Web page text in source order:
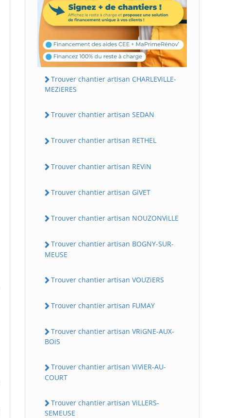
Trouver chantier artisan CHARLEViLLE-
MEZiERES
Trouver chantier artisan SEDAN
Trouver chantier artisan RETHEL
Trouver chantier artisan REViN
Trouver chantier artisan GiVET
Trouver chantier artisan NOUZONViLLE
Trouver chantier artisan BOGNY-SUR-
MEUSE
Trouver chantier artisan VOUZiERS
Trouver chantier artisan FUMAY
Trouver chantier artisan VRiGNE-AUX-
BOiS
Trouver chantier artisan ViViER-AU-
COURT
Trouver chantier artisan ViLLERS-
SEMEUSE